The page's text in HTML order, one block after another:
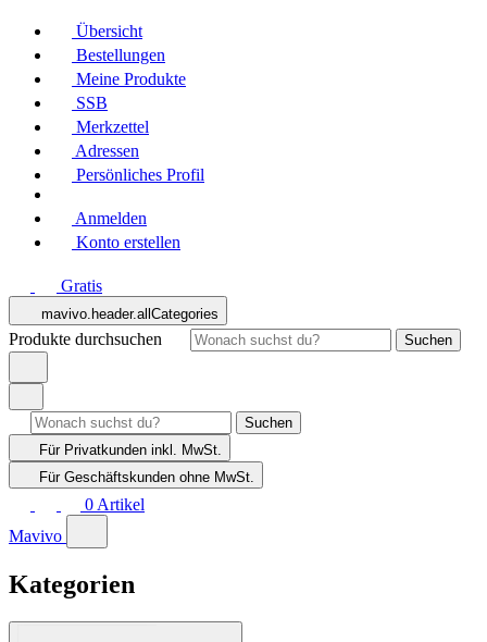
Übersicht
Bestellungen
Meine Produkte
SSB
Merkzettel
Adressen
Persönliches Profil
Anmelden
Konto erstellen
Gratis
mavivo.header.allCategories
Produkte durchsuchen Suchen
Suchen
Für Privatkunden inkl. MwSt.
Für Geschäftskunden ohne MwSt.
0 Artikel
Mavivo
Kategorien